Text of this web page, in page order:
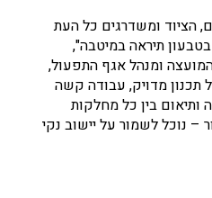
הציוד ומשדרגים כל העת
תיראה במיטבה",
ומנהל אגף התפעול,
מדויק, עבודה קשה
בין כל מחלקות
– נוכל לשמור על יישוב נקי